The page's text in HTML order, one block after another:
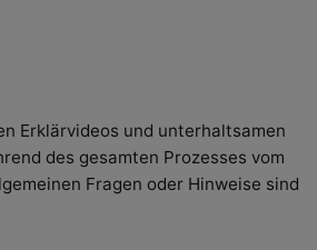
Erklärvideos und unterhaltsamen
des gesamten Prozesses vom
Fragen oder Hinweise sind